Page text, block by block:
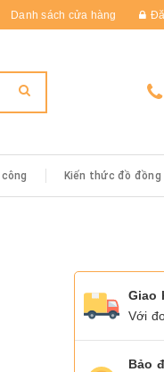
Danh sách cửa hàng
Kiến thức đồ đồng
Giao
Với
Bảo